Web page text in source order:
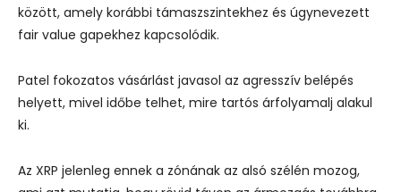
között, amely korábbi támaszszintekhez és úgynevezett
fair value gapekhez kapcsolódik.
Patel fokozatos vásárlást javasol az agresszív belépés
helyett, mivel időbe telhet, mire tartós árfolyamalj alakul
ki.
Az XRP jelenleg ennek a zónának az alsó szélén mozog,